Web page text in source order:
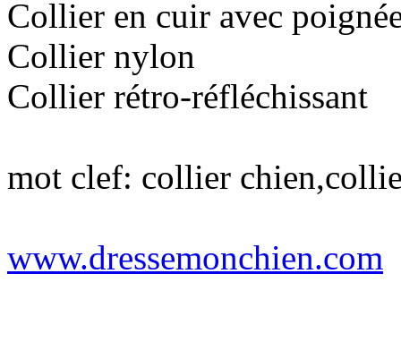
Collier en cuir avec
Collier nylon
Collier rétro-réfléchissant
mot clef: collier
www.dressemonchien.com